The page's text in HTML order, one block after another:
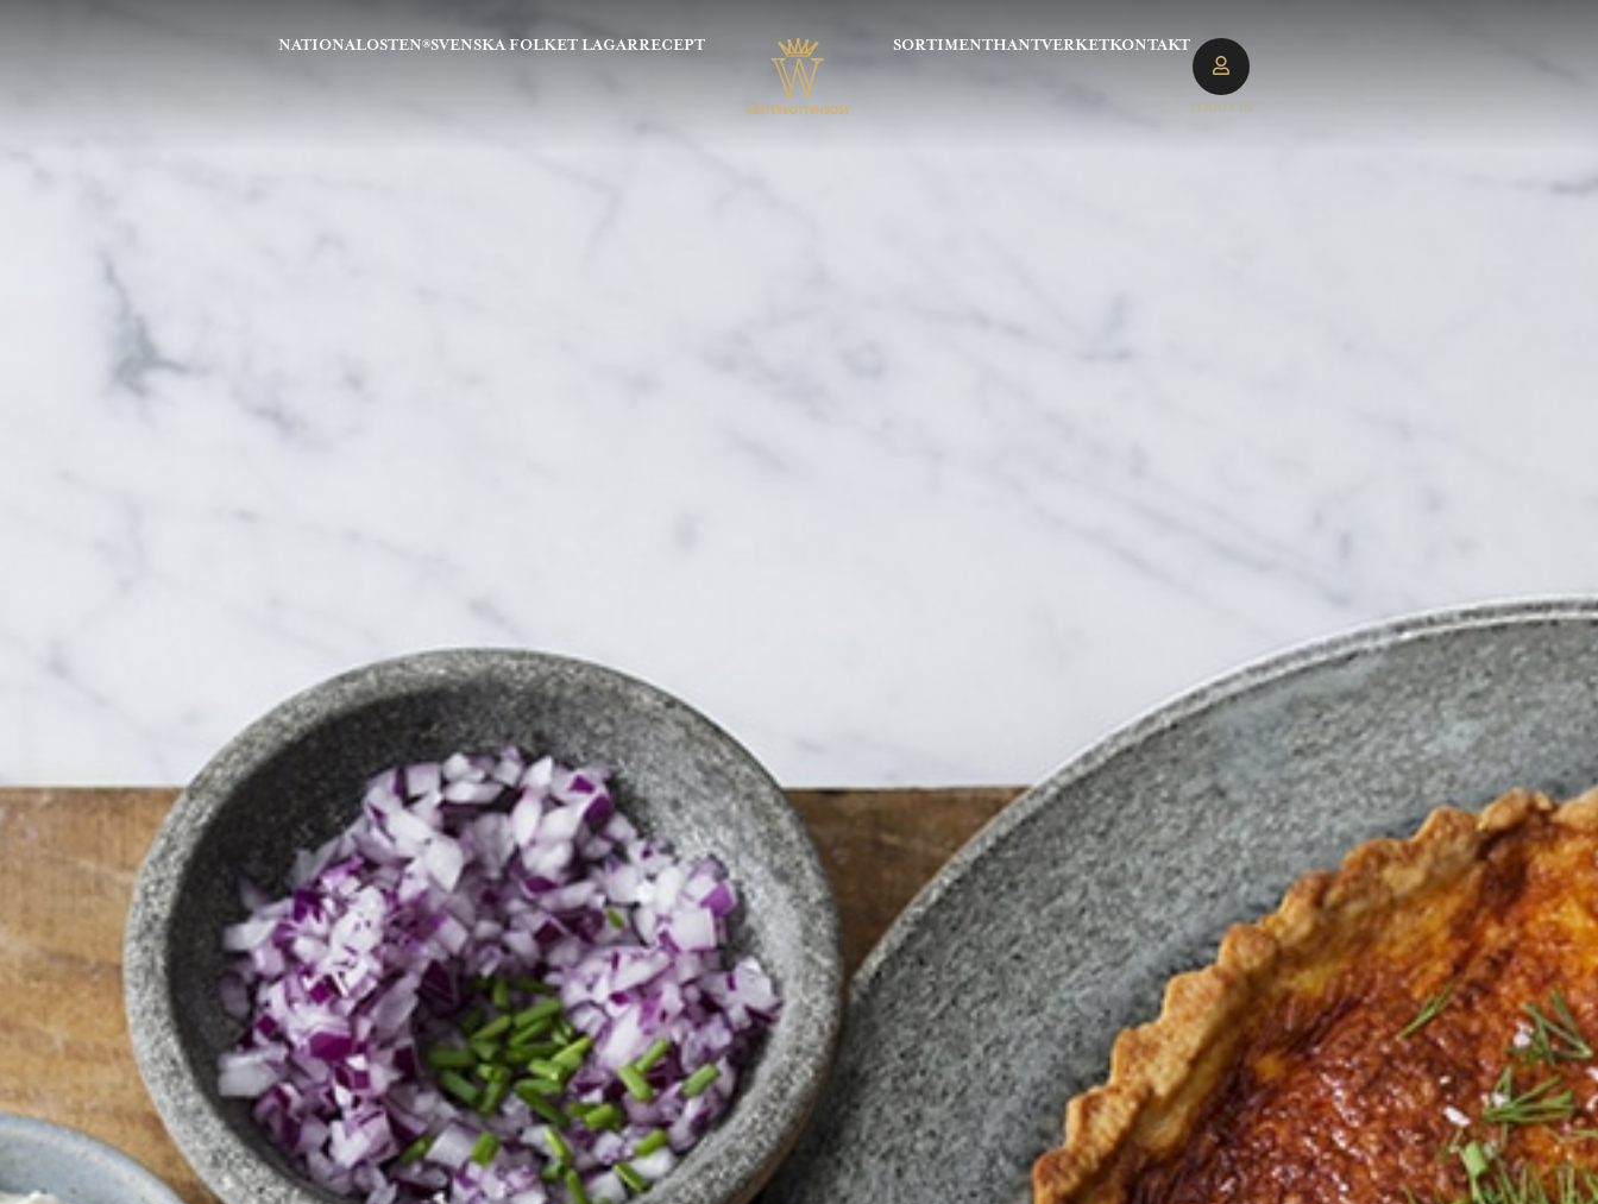
RECEPT
SVENSKA FOLKET LAGAR
NATIONALOSTEN® SORTIMENTHANTVERKETKONTAKT
LOGGA IN